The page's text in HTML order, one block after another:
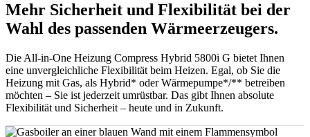
Mehr Sicherheit und Flexibilität bei der
Wahl des passenden Wärmeerzeugers.
Die All-in-One Heizung Compress Hybrid 5800i G bietet Ihnen
eine unvergleichliche Flexibilität beim Heizen. Egal, ob Sie die
Heizung mit Gas, als Hybrid* oder Wärmepumpe*/** betreiben
möchten – Sie ist jederzeit umrüstbar. Das gibt Ihnen absolute
Flexibilität und Sicherheit – heute und in Zukunft.